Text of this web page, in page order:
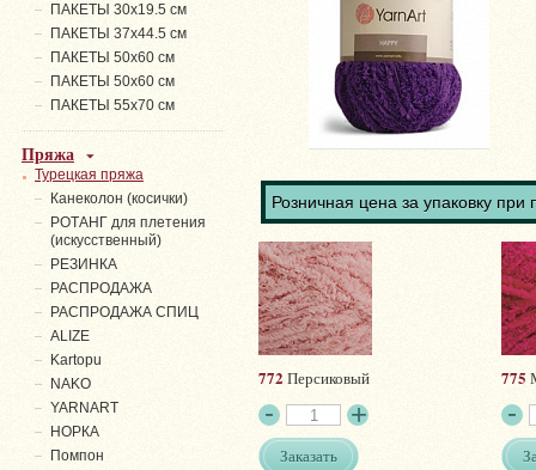
Розничная цена за упаковку при
772Персиковый
Заказать
775
ПАКЕТЫ 30х19.5 см
ПАКЕТЫ 37х44.5 см
ПАКЕТЫ 50х60 см
ПАКЕТЫ 50х60 см
ПАКЕТЫ 55х70 см
Пряжа
Турецкая пряжа
Канеколон (косички)
РОТАНГ для плетения
(искусственный)
PЕЗИНКА
РАСПРОДАЖА
РАСПРОДАЖА СПИЦ
ALIZE
Kartopu
NAKO
YARNART
НОРКА
Помпон